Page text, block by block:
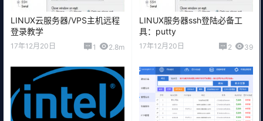
LINUX云服务器/VPS主机远程
登录教学
17年12月20日 1 2.8m
LINUX服务器ssh登陆必备工
具：putty
17年12月20日 2 39